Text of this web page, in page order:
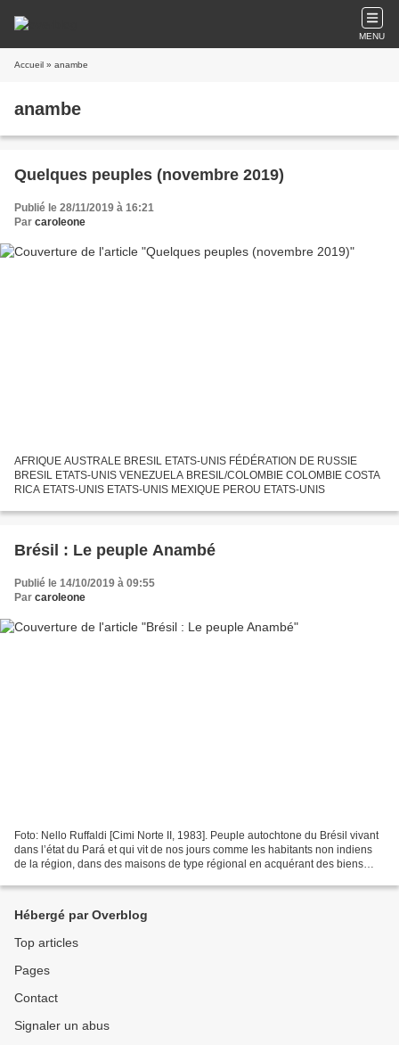
MENU
Accueil » anambe
anambe
Quelques peuples (novembre 2019)
Publié le 28/11/2019 à 16:21
Par caroleone
AFRIQUE AUSTRALE BRESIL ETATS-UNIS FÉDÉRATION DE RUSSIE
BRESIL ETATS-UNIS VENEZUELA BRESIL/COLOMBIE COLOMBIE COSTA
RICA ETATS-UNIS ETATS-UNIS MEXIQUE PEROU ETATS-UNIS
Brésil : Le peuple Anambé
Publié le 14/10/2019 à 09:55
Par caroleone
Foto: Nello Ruffaldi [Cimi Norte II, 1983]. Peuple autochtone du Brésil vivant
dans l’état du Pará et qui vit de nos jours comme les habitants non indiens
de la région, dans des maisons de type régional en acquérant des biens
Hébergé par Overblog
Top articles
Pages
Contact
Signaler un abus